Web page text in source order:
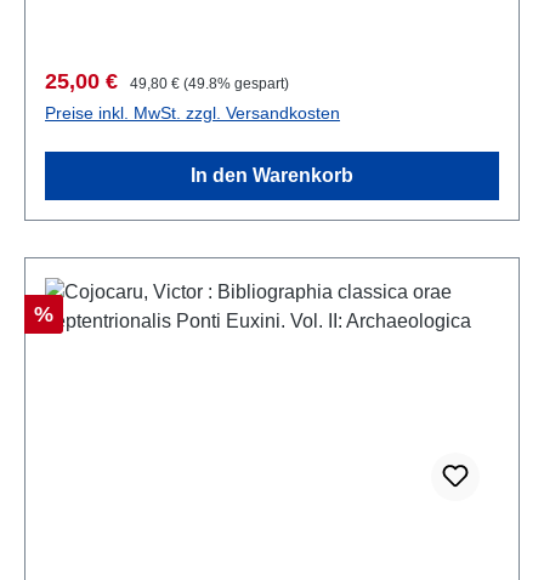
Verkaufspreis:
25,00 € Regulärer Preis:
49,80 € (49.8% gespart)
Preise inkl. MwSt. zzgl. Versandkosten
In den Warenkorb
Rabatt
%